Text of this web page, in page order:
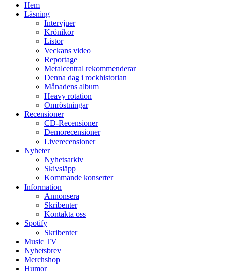
Hem
Läsning
Intervjuer
Krönikor
Listor
Veckans video
Reportage
Metalcentral rekommenderar
Denna dag i rockhistorian
Månadens album
Heavy rotation
Omröstningar
Recensioner
CD-Recensioner
Demorecensioner
Liverecensioner
Nyheter
Nyhetsarkiv
Skivsläpp
Kommande konserter
Information
Annonsera
Skribenter
Kontakta oss
Spotify
Skribenter
Music TV
Nyhetsbrev
Merchshop
Humor